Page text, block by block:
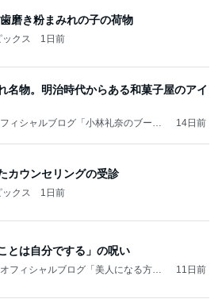
磨き粉まみれの子の荷物
クス 1日前
名物。明治時代からある和菓子屋のアイ
ィシャルブログ「小林礼奈のブーブ
14日前
カウンセリングの受診
クス 1日前
とは自分でする」の呪い
フィシャルブログ「美人になる方
11日前